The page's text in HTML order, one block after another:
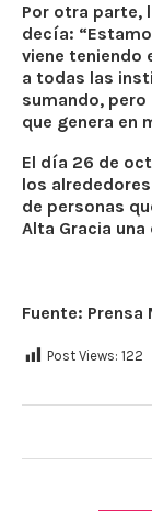
Por otra parte,
decía:
viene teniendo
a todas las
sumando,
que genera en
El día 26 de
los
de personas
Alta Gracia
Fuente: Prensa
Post Views: 122